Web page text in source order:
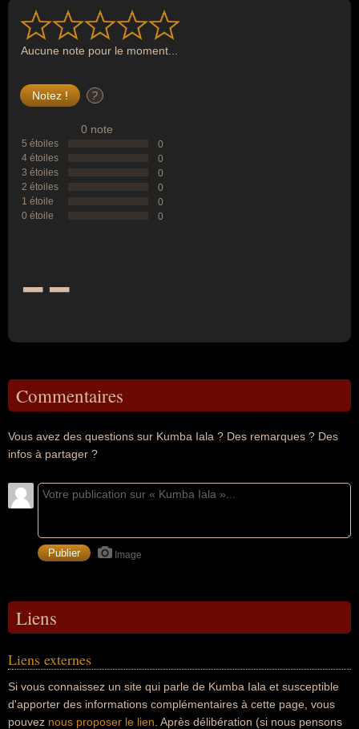
Aucune note pour le moment...
?
0 note
5 étoiles
0
4 étoiles
0
3 étoiles
0
2 étoiles
0
1 étoile
0
0 étoile
0
--
Commentaires
Vous avez des questions sur Kumba Iala ? Des remarques ? Des
infos à partager ?
Image
Liens
Liens externes
Si vous connaissez un site qui parle de Kumba Iala et susceptible
d'apporter des informations complémentaires à cette page, vous
pouvez nous proposer le lien . Après délibération (si nous pensons